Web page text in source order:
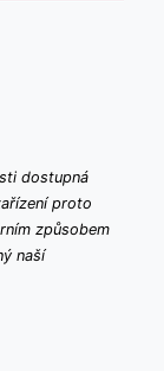
dostupná
proto
způsobem
naší